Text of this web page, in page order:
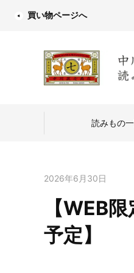
買い物ページへ
読みもの
2026年6月30日
【WEB
予定】